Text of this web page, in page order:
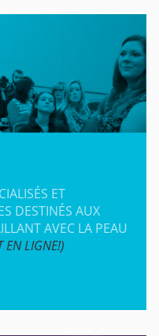
ET
DESTINÉS AUX
AVEC LA PEAU
EN LIGNE!)